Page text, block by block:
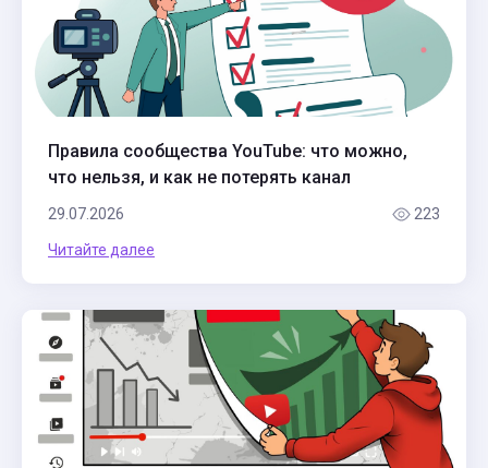
Правила сообщества YouTube: что можно,
что нельзя, и как не потерять канал
29.07.2026 223
Читайте далее